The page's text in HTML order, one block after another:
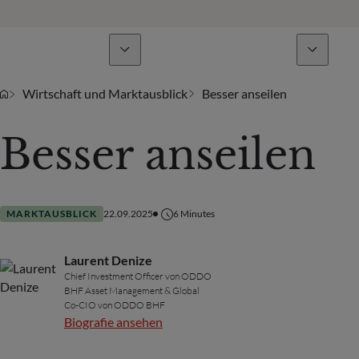
Wirtschaft und Marktausblick Besser anseilen
Besser anseilen
MARKTAUSBLICK 22.09.2025 6 Minutes
Laurent Denize
Chief Investment Officer von ODDO
BHF Asset Management & Global
Co-CIO von ODDO BHF
Biografie ansehen